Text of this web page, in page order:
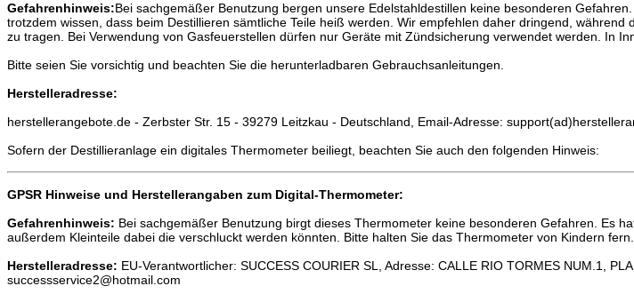
Gefahrenhinweis:Bei sachgemäßer Benutzung bergen unsere Edelstahldestillen keine besonderen
trotzdem wissen, dass beim Destillieren sämtliche Teile heiß werden. Wir empfehlen daher dringend,
zu tragen. Bei Verwendung von Gasfeuerstellen dürfen nur Geräte mit Zündsicherung verwendet werden. In
Bitte seien Sie vorsichtig und beachten Sie die herunterladbaren Gebrauchsanleitungen.
Herstelleradresse:
herstellerangebote.de - Zerbster Str. 15 - 39279 Leitzkau - Deutschland, Email-Adresse:
Sofern der Destillieranlage ein digitales Thermometer beiliegt, beachten Sie auch den folgenden Hinweis:
GPSR Hinweise und Herstellerangaben zum Digital-Thermometer:
Gefahrenhinweis: Bei sachgemäßer Benutzung birgt dieses Thermometer keine besonderen Gefahren. Es
außerdem Kleinteile dabei die verschluckt werden könnten. Bitte halten Sie das Thermometer von Kindern fern.
Herstelleradresse: EU-Verantwortlicher: SUCCESS COURIER SL, Adresse: CALLE RIO TORMES NUM.1,
successservice2@hotmail.com